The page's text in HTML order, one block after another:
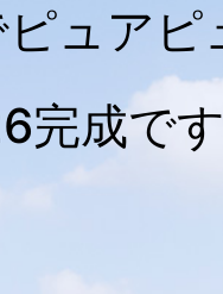
ュア
成で